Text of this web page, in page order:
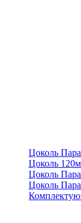
Цоколь
Цоколь
Цоколь
Цоколь